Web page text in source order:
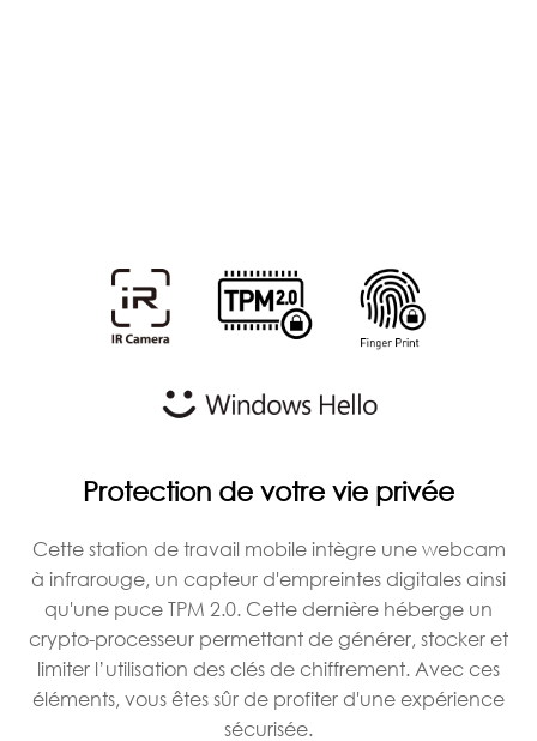
Protection de votre vie privée
Cette station de travail mobile intègre une webcam
à infrarouge, un capteur d'empreintes digitales ainsi
qu'une puce TPM 2.0. Cette dernière héberge un
crypto-processeur permettant de générer, stocker et
limiter l’utilisation des clés de chiffrement. Avec ces
éléments, vous êtes sûr de profiter d'une expérience
sécurisée.